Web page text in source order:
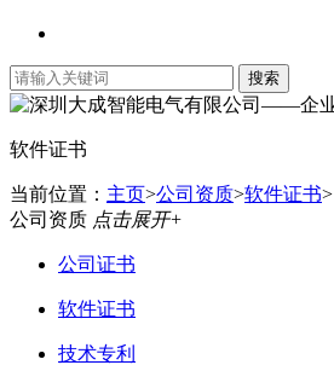
软件证书
当前位置： 主页>公司资质>软件证书>
公司资质 点击展开+
公司证书
软件证书
技术专利